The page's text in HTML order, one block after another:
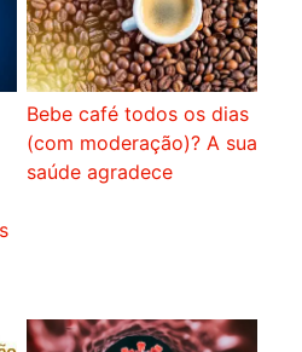
Bebe café todos os dias
(com moderação)? A sua
saúde agradece